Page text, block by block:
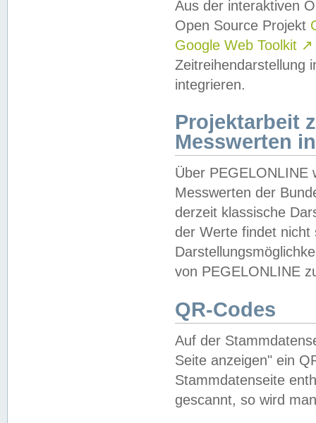
Aus der interaktiven
Open Source Projekt
Google Web Toolkit ↗
Zeitreihendarstellung
integrieren.
Projektarbeit
Messwerten
Über PEGELONLINE
Messwerten der
derzeit klassische
der Werte findet
von PEGELONLINE
QR-Codes
Auf der
Seite anzeigen" ein
Stammdatenseite
gescannt, so wird